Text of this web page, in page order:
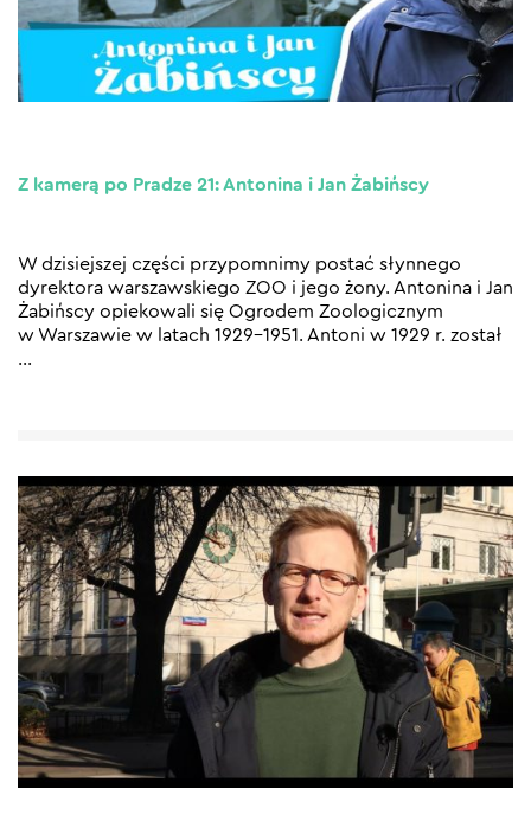
Z kamerą po Pradze 21: Antonina i Jan Żabińscy
W dzisiejszej części przypomnimy postać słynnego
dyrektora warszawskiego ZOO i jego żony. Antonina i Jan
Żabińscy opiekowali się Ogrodem Zoologicznym
w Warszawie w latach 1929–1951. Antoni w 1929 r. został
…